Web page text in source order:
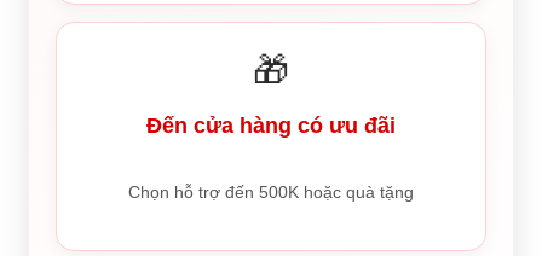
🎁
Đến cửa hàng có ưu đãi
Chọn hỗ trợ đến 500K hoặc quà tặng